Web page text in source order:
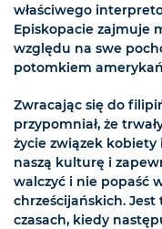
właściwego
Episkopacie zajmuje
względu na swe
potomkiem
Zwracając się do
przypomniał, że
życie związek kobiety
naszą kulturę i
walczyć i nie popaść
chrześcijańskich. Jest
czasach, kiedy